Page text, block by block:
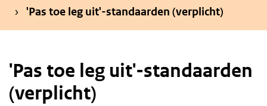
'Pas toe leg uit'-standaarden (verplicht)
'Pas toe leg uit'-standaarden
(verplicht)